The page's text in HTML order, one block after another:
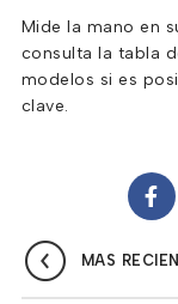
Mide la mano en
consulta la tabla
modelos si es
clave.
MAS